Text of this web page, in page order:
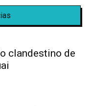
clandestino de